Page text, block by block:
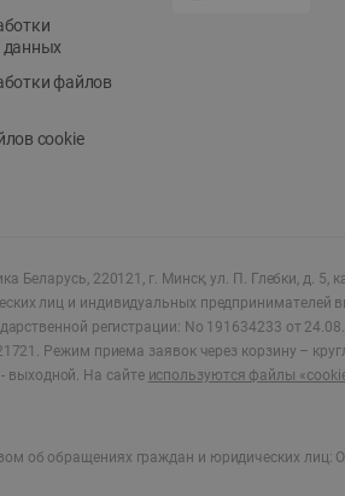
данных
файлов
cookie
Беларусь, 220121, г. Минск, ул. П. Глебки, д. 5,
лиц и индивидуальных предпринимателей
регистрации: No 191634233 от
Режим приема заявок через корзину –
выходной. На сайте используются файлы
об обращениях граждан и юридических лиц: